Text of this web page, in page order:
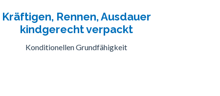
Kräftigen, Rennen, Ausdauer
kindgerecht verpackt
Konditionellen Grundfähigkeit